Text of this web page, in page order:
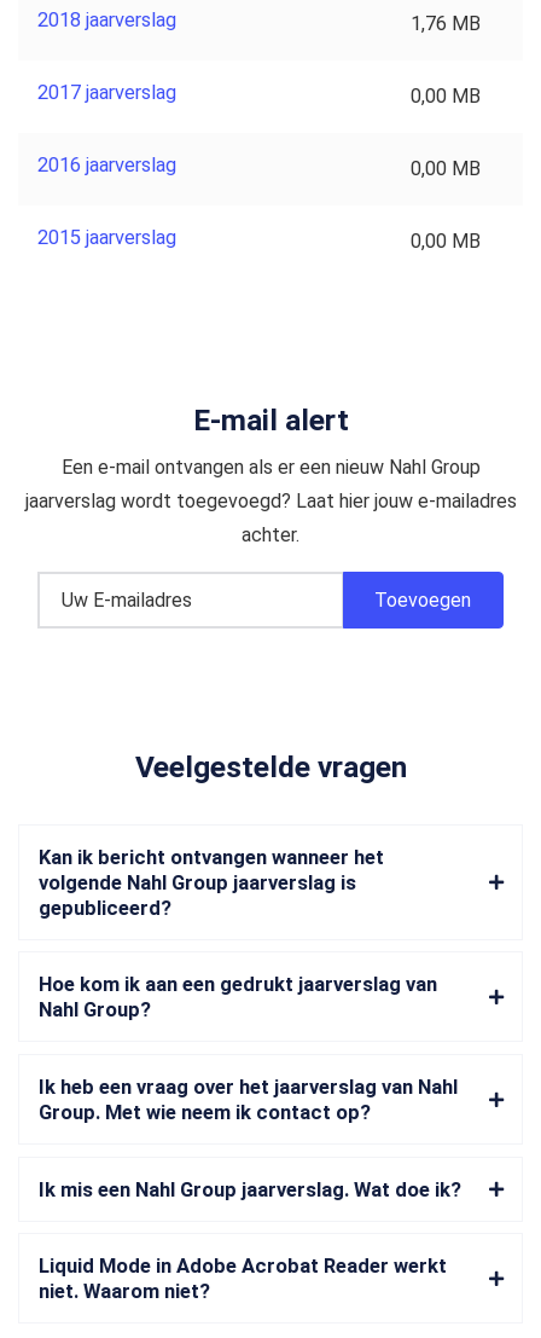
2018 jaarverslag 1,76 MB
2017 jaarverslag 0,00 MB
2016 jaarverslag 0,00 MB
2015 jaarverslag 0,00 MB
E-mail alert
Een e-mail ontvangen als er een nieuw Nahl Group
jaarverslag wordt toegevoegd? Laat hier jouw e-mailadres
achter.
Veelgestelde vragen
Kan ik bericht ontvangen wanneer het
volgende Nahl Group jaarverslag is
gepubliceerd?
Hoe kom ik aan een gedrukt jaarverslag van
Nahl Group?
Ik heb een vraag over het jaarverslag van Nahl
Group. Met wie neem ik contact op?
Ik mis een Nahl Group jaarverslag. Wat doe ik?
Liquid Mode in Adobe Acrobat Reader werkt
niet. Waarom niet?